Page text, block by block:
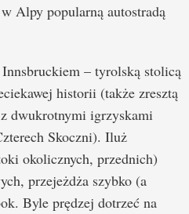
Alpy popularną autostradą
Innsbruckiem – tyrolską stolicą
historii (także zresztą
dwukrotnymi igrzyskami
Skoczni). Iluż
okolicznych, przednich)
przejeżdża szybko (a
Byle prędzej dotrzeć na